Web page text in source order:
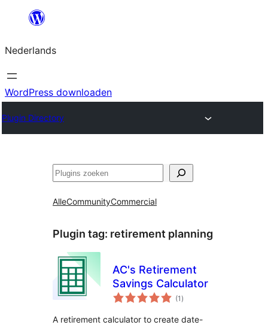
de
inhoud
Nederlands
WordPress downloaden
Plugin Directory
Zoeken
AlleCommunityCommercial
Plugin tag: retirement planning
AC's Retirement
Savings Calculator
(1 totaal
waarderingen
)
A retirement calculator to create date-